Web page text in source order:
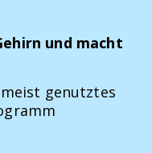
und macht
genutztes